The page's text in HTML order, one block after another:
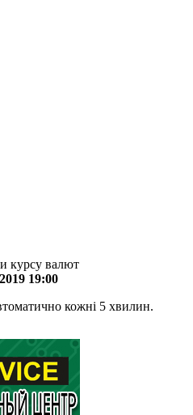
курсу валют
19:00
кожні 5 хвилин.